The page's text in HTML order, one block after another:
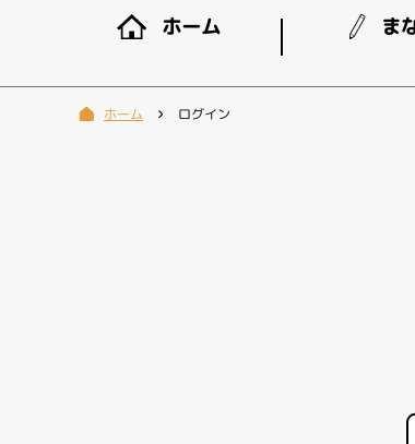
ホーム ま
ホーム ログイン